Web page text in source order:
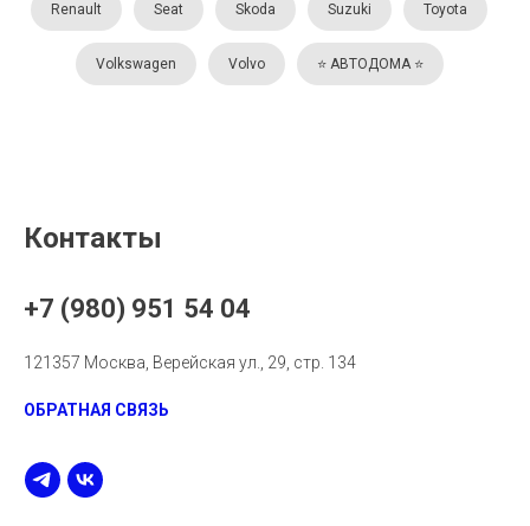
Renault Seat Skoda Suzuki Toyota
Volkswagen Volvo ⭐️ АВТОДОМА ⭐️
Контакты
+7 (980) 951 54 04
121357 Москва, Верейская ул., 29, стр. 134
ОБРАТНАЯ СВЯЗЬ